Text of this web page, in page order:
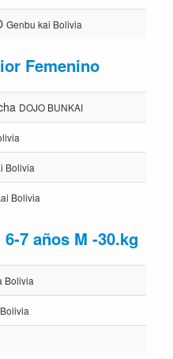
Genbu kai Bolivia
Femenino
DOJO BUNKAI
Bolivia
Bolivia
7 años M -30.kg
Bolivia